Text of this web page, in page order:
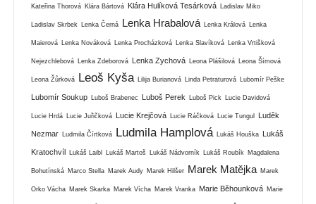
Kateřina Thorová Klára Bártová Klára Hulíková Tesárková Ladislav Miko
Ladislav Skrbek Lenka Černá Lenka Hrabalová Lenka Králová Lenka
Maierová Lenka Nováková Lenka Procházková Lenka Slavíková Lenka Vrtišková
Nejezchlebová Lenka Zdeborová Lenka Zychová Leona Plášilová Leona Šímová
Leona Žůrková Leoš Kyša Lilija Burianová Linda Petraturová Lubomír Peške
Lubomír Soukup Luboš Brabenec Luboš Perek Luboš Pick Lucie Davidová
Lucie Hrdá Lucie Juřičková Lucie Krejčová Lucie Ráčková Lucie Tungul Luděk
Nezmar Ludmila Čírtková Ludmila Hamplová Lukáš Houška Lukáš
Kratochvíl Lukáš Laibl Lukáš Martoš Lukáš Nádvorník Lukáš Roubík Magdalena
Bohutínská Marco Stella Marek Audy Marek Hilšer Marek Matějka Marek
Orko Vácha Marek Skarka Marek Vícha Marek Vranka Marie Běhounková Marie